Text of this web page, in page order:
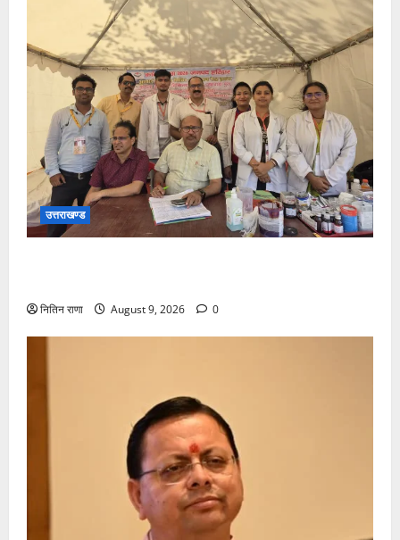
उत्तराखण्ड
नितिन राणा August 9, 2026 0